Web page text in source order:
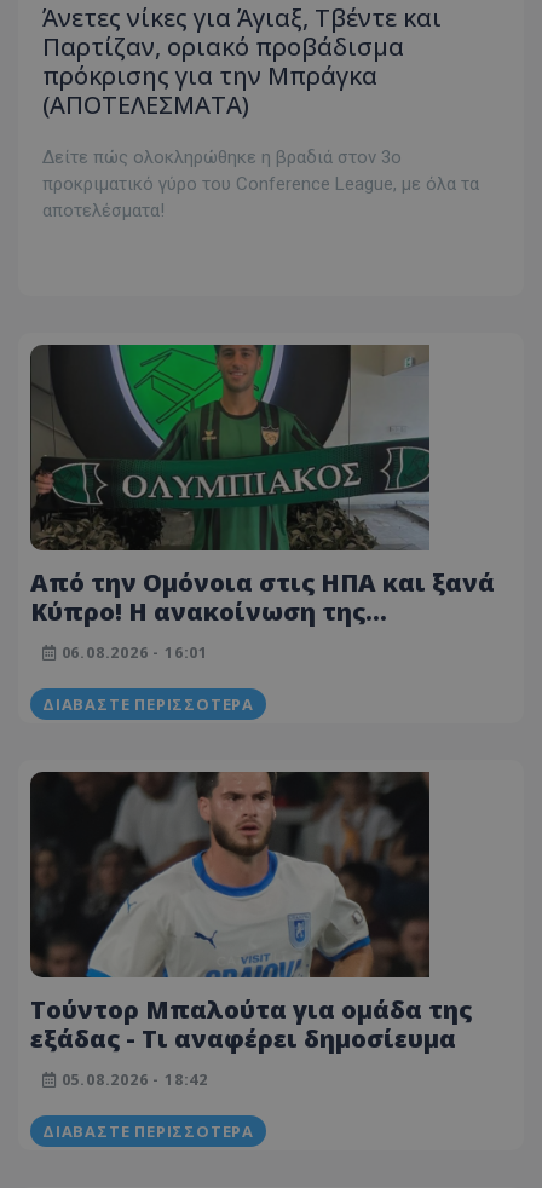
Άνετες νίκες για Άγιαξ, Τβέντε και
Παρτίζαν, οριακό προβάδισμα
πρόκρισης για την Μπράγκα
(ΑΠΟΤΕΛΕΣΜΑΤΑ)
Δείτε πώς ολοκληρώθηκε η βραδιά στον 3ο
προκριματικό γύρο του Conference League, με όλα τα
αποτελέσματα!
Από την Ομόνοια στις ΗΠΑ και ξανά
Κύπρο! Η ανακοίνωση της
μεταγραφής
06.08.2026 - 16:01
ΔΙΑΒΆΣΤΕ ΠΕΡΙΣΣΌΤΕΡΑ
Τούντορ Μπαλούτα για ομάδα της
εξάδας - Τι αναφέρει δημοσίευμα
05.08.2026 - 18:42
ΔΙΑΒΆΣΤΕ ΠΕΡΙΣΣΌΤΕΡΑ